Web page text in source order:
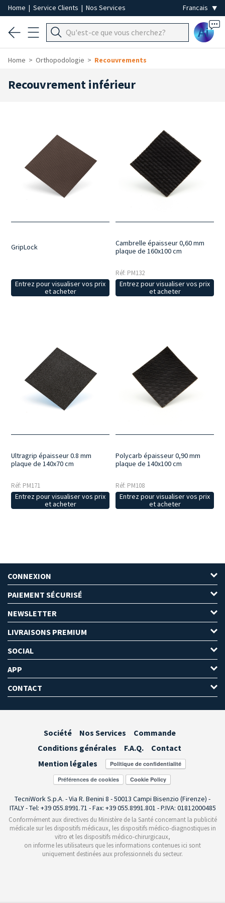
Home | Service Clients | Nos Services
Ai
Home Orthopodologie Recouvrements
Recouvrement inférieur
GripLock
Entrez pour visualiser vos prix
et acheter
Cambrelle épaisseur 0,60 mm
plaque de 160x100 cm
Réf: PM132
Entrez pour visualiser vos prix
et acheter
Ultragrip épaisseur 0.8 mm
plaque de 140x70 cm
Réf: PM171
Entrez pour visualiser vos prix
et acheter
Polycarb épaisseur 0,90 mm
plaque de 140x100 cm
Réf: PM108
Entrez pour visualiser vos prix
et acheter
CONNEXION
PAIEMENT SÉCURISÉ
NEWSLETTER
LIVRAISONS PREMIUM
SOCIAL
APP
CONTACT
Société Nos Services
Commande
Conditions générales
F.A.Q.
Contact
Mention légales
Préférences de cookies
TecniWork S.p.A. - Via R. Benini 8 - 50013 Campi Bisenzio (Firenze) -
ITALY - Tel: +39 055.8991.71 - Fax: +39 055.8991.801 - P.IVA: 01812000485
Conformément aux directives du Ministère de la Santé concernant la publicité
médicale sur les dispositifs médicaux, les dispositifs médico-diagnostiques in
vitro et les dispositifs médico-chirurgicaux,
on informe les utilisateurs que les informations contenues ici sont
uniquement destinées aux professionnels du secteur.